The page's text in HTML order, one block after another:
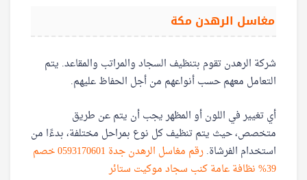
مغاسل الرهدن مكة
شركة الرهدن تقوم بتنظيف السجاد والمراتب والمقاعد. يتم
التعامل معهم حسب أنواعهم من أجل الحفاظ عليهم.
أي تغيير في اللون أو المظهر يجب أن يتم عن طريق
متخصص، حيث يتم تنظيف كل نوع بمراحل مختلفة، بدءًا من
استخدام الفرشاة.
رقم مغاسل الرهدن جدة 0593170601 خصم
39% نظافة عامة كنب سجاد موكيت ستائر